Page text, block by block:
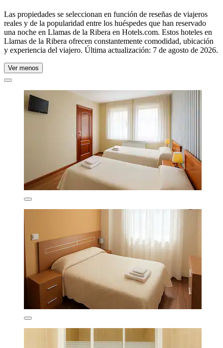
Las propiedades se seleccionan en función de reseñas de viajeros
reales y de la popularidad entre los huéspedes que han reservado
una noche en Llamas de la Ribera en Hotels.com. Estos hoteles en
Llamas de la Ribera ofrecen constantemente comodidad, ubicación
y experiencia del viajero. Última actualización: 7 de agosto de 2026.
Ver menos